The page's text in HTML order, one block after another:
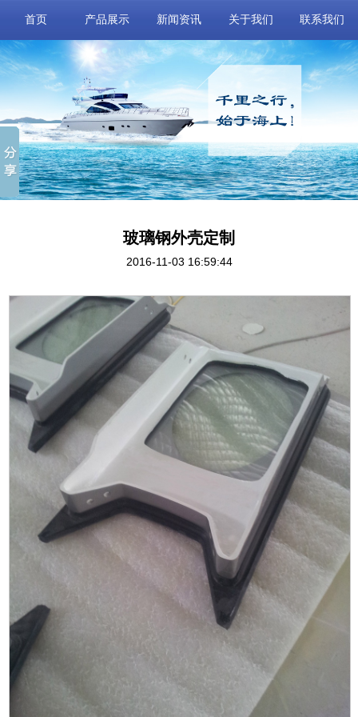
首页 产品展示 新闻资讯 关于我们 联系我们
玻璃钢外壳定制
2016-11-03 16:59:44